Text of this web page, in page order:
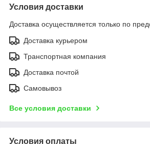
Условия доставки
Доставка осуществляется только по
Доставка курьером
Транспортная компания
Доставка почтой
Самовывоз
Все условия доставки
Условия оплаты